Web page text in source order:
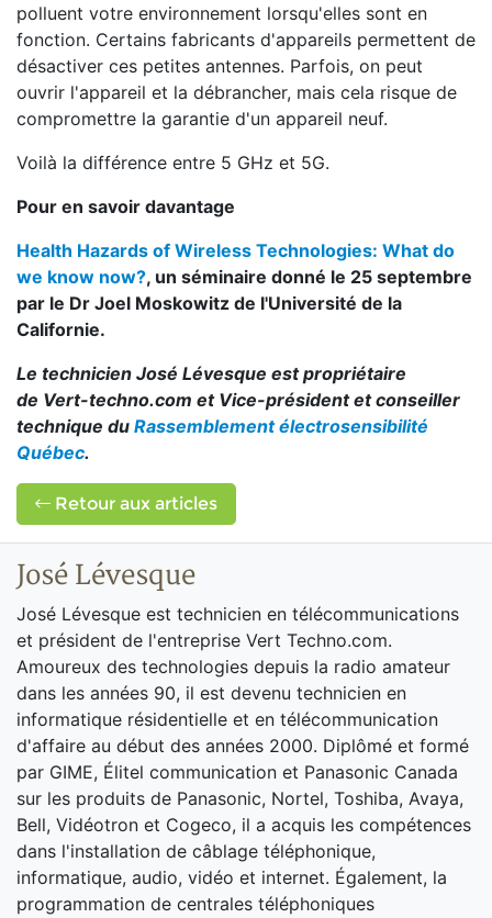
polluent votre environnement lorsqu'elles sont en
fonction. Certains fabricants d'appareils permettent de
désactiver ces petites antennes. Parfois, on peut
ouvrir l'appareil et la débrancher, mais cela risque de
compromettre la garantie d'un appareil neuf.
Voilà la différence entre 5 GHz et 5G.
Pour en savoir davantage
Health Hazards of Wireless Technologies: What do
we know now?, un séminaire donné le 25 septembre
par le Dr Joel Moskowitz de l'Université de la
Californie.
Le technicien José Lévesque est propriétaire
de Vert-techno.com et Vice-président et conseiller
technique du Rassemblement électrosensibilité
Québec.
Retour aux articles
José Lévesque
José Lévesque est technicien en télécommunications
et président de l'entreprise Vert Techno.com.
Amoureux des technologies depuis la radio amateur
dans les années 90, il est devenu technicien en
informatique résidentielle et en télécommunication
d'affaire au début des années 2000. Diplômé et formé
par GIME, Élitel communication et Panasonic Canada
sur les produits de Panasonic, Nortel, Toshiba, Avaya,
Bell, Vidéotron et Cogeco, il a acquis les compétences
dans l'installation de câblage téléphonique,
informatique, audio, vidéo et internet. Également, la
programmation de centrales téléphoniques